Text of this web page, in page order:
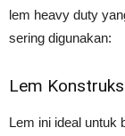
lem heavy duty
sering digunakan:
Lem
Lem ini ideal untuk